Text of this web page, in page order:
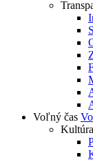
Voľný čas
Kultúra